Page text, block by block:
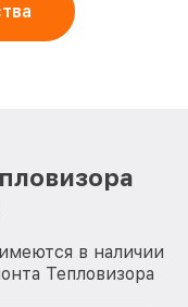
в наличии
Тепловизора